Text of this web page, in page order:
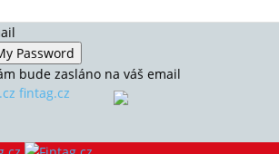
bude zasláno na váš email
fintag.cz